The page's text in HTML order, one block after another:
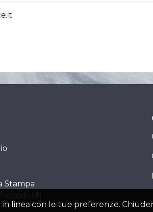
Stampa
linea con le tue preferenze.